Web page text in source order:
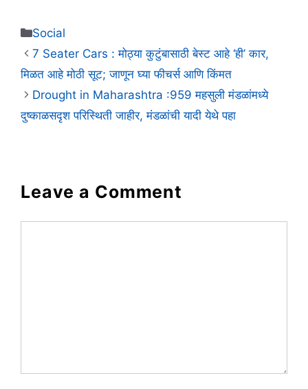
Categories
Social
7 Seater Cars : मोठ्या कुटुंबासाठी बेस्ट आहे ‘ही’ कार,
मिळत आहे मोठी सूट; जाणून घ्या फीचर्स आणि किंमत
Drought in Maharashtra :959 महसुली मंडळांमध्ये
दुष्काळसदृश परिस्थिती जाहीर, मंडळांची यादी येथे पहा
Leave a Comment